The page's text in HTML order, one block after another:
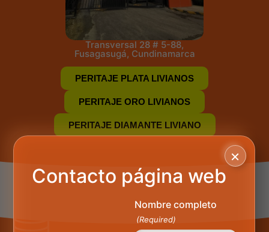
Transversal 28 # 5-88,
Fusagasugá, Cundinamarca
PERITAJE PLATA LIVIANOS
PERITAJE ORO LIVIANOS
PERITAJE DIAMANTE LIVIANO
×
Contacto página web
Nombre completo
(Required)